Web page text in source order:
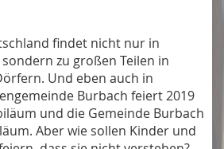
findet nicht nur in
zu großen Teilen in
Und eben auch in
Burbach feiert 2019
und die Gemeinde Burbach
Aber wie sollen Kinder und